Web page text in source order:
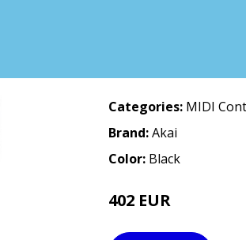
Categories: MIDI
Brand:Akai
Color: Black
402 EUR